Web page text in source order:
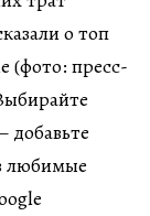
о топ
(фото: пресс-
добавьте
любимые